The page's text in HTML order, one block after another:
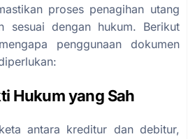
proses penagihan utang
sesuai dengan hukum. Berikut
penggunaan dokumen
Hukum yang Sah
antara kreditur dan debitur,